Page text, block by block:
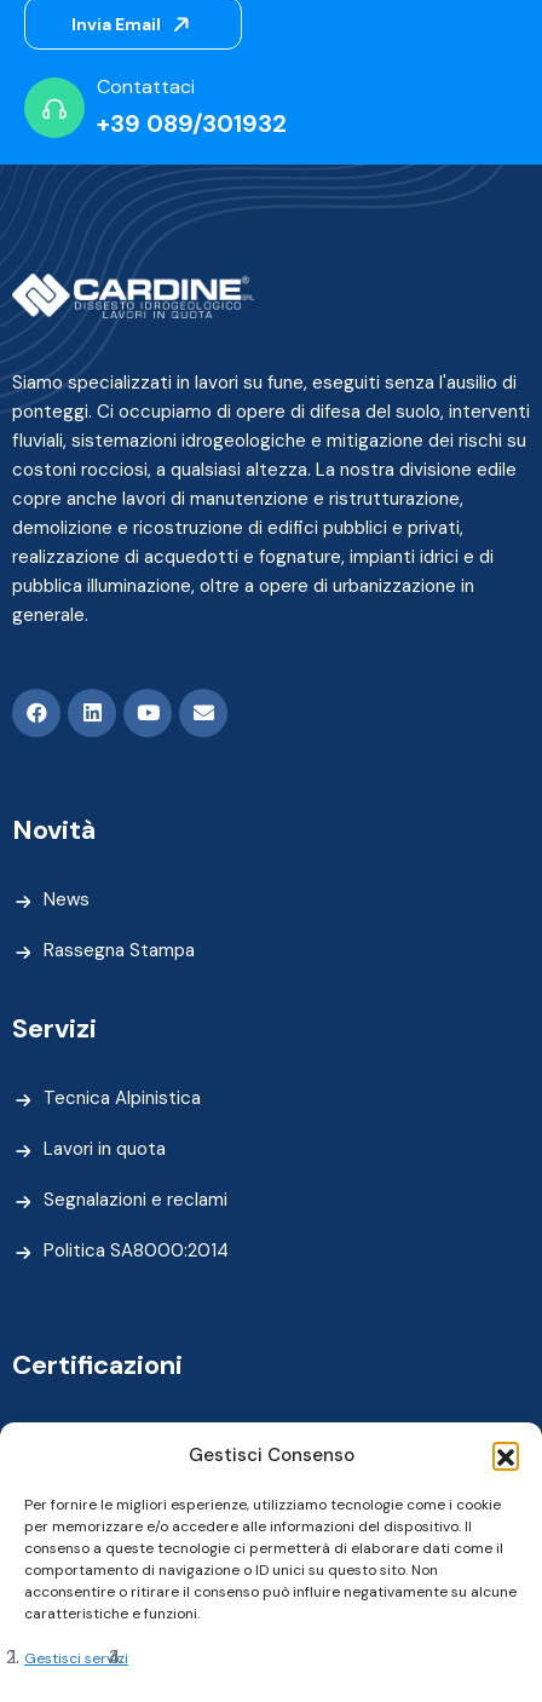
Gestisci Consenso
Per fornire le migliori esperienze, utilizziamo tecnologie come i cookie
per memorizzare e/o accedere alle informazioni del dispositivo. Il
consenso a queste tecnologie ci permetterà di elaborare dati come il
comportamento di navigazione o ID unici su questo sito. Non
acconsentire o ritirare il consenso può influire negativamente su alcune
caratteristiche e funzioni.
Gestisci servizi
Invia Email
Contattaci
+39 089/301932
Siamo specializzati in lavori su fune, eseguiti senza l'ausilio di
ponteggi. Ci occupiamo di opere di difesa del suolo, interventi
fluviali, sistemazioni idrogeologiche e mitigazione dei rischi su
costoni rocciosi, a qualsiasi altezza. La nostra divisione edile
copre anche lavori di manutenzione e ristrutturazione,
demolizione e ricostruzione di edifici pubblici e privati,
realizzazione di acquedotti e fognature, impianti idrici e di
pubblica illuminazione, oltre a opere di urbanizzazione in
generale.
Novità
News
Rassegna Stampa
Servizi
Tecnica Alpinistica
Lavori in quota
Segnalazioni e reclami
Politica SA8000:2014
Certificazioni